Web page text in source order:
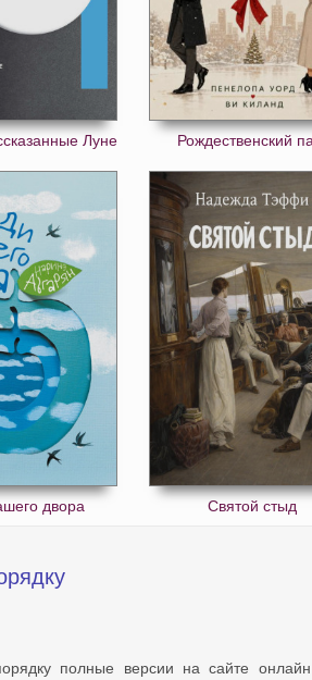
Луне Рождественский
двора Святой стыд
полные версии на сайте